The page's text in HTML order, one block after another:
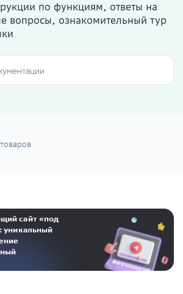
по функциям, ответы на
вопросы, ознакомительный тур
сайт «под
уникальный